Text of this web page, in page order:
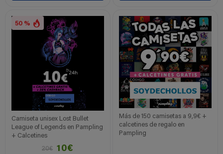
50 %
Camiseta unisex Lost Bullet
League of Legends en Pampling
+ Calcetines
20€
10€
Más de 150 camisetas a 9,9€ +
calcetines de regalo en
Pampling